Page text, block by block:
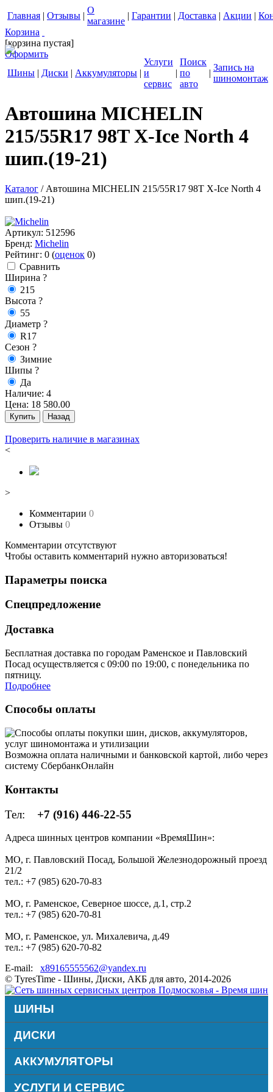
Главная | Отзывы |
О
магазине
| Гарантии | Доставка | Акции |
Корзина
[корзина пустая]
Оформить
Шины | Диски | Аккумуляторы |
Услуги
и
сервис
|
Поиск
по
авто
|
Запись на
шиномонтаж
Автошина MICHELIN
215/55R17 98T X-Ice North 4
шип.(19-21)
Каталог / Автошина MICHELIN 215/55R17 98T X-Ice North 4
шип.(19-21)
Артикул: 512596
Бренд: Michelin
Рейтинг: 0 (оценок 0)
Cравнить
Ширина ?
215
Высота ?
55
Диаметр ?
R17
Сезон ?
Зимние
Шипы ?
Да
Наличие: 4
Цена: 18 580.00
Купить Назад
Проверить наличие в магазинах
<
>
Комментарии 0
Отзывы 0
Комментарии отсутствуют
Чтобы оставить комментарий нужно авторизоваться!
Параметры поиска
Спецпредложение
Доставка
Бесплатная доставка по городам Раменское и Павловский
Посад осуществляется с 09:00 по 19:00, с понедельника по
пятницу.
Подробнее
Способы оплаты
Возможна оплата наличными и банковской картой, либо через
систему СбербанкОнлайн
Контакты
Тел: +7 (916) 446-22-55
Адреса шинных центров компании «ВремяШин»:
МО, г. Павловский Посад, Большой Железнодорожный проезд
21/2
тел.: +7 (985) 620-70-83
МО, г. Раменское, Северное шоссе, д.1, стр.2
тел.: +7 (985) 620-70-81
МО, г. Раменское, ул. Михалевича, д.49
тел.: +7 (985) 620-70-82
E-mail: x89165555562@yandex.ru
© TyresTime - Шины, Диски, АКБ для авто, 2014-2026
ШИНЫ
ДИСКИ
АККУМУЛЯТОРЫ
УСЛУГИ И СЕРВИС